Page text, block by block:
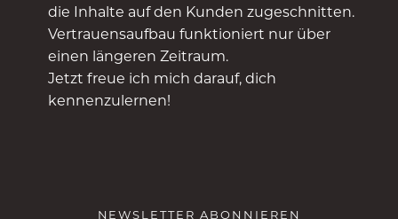
die Inhalte auf den Kunden zugeschnitten.
Vertrauensaufbau funktioniert nur über
einen längeren Zeitraum.
Jetzt freue ich mich darauf, dich
kennenzulernen!
NEWSLETTER ABONNIEREN